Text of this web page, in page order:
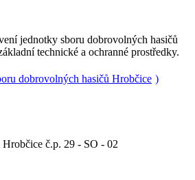
jednotky sboru dobrovolných hasičů
technické a ochranné prostředky.
)